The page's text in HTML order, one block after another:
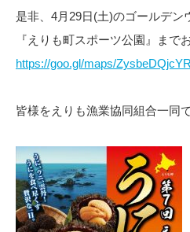
是非、4月29日(土)のゴールデン
『えりも町スポーツ公園』まで
https://goo.gl/maps/
皆様をえりも漁業協同組合一同